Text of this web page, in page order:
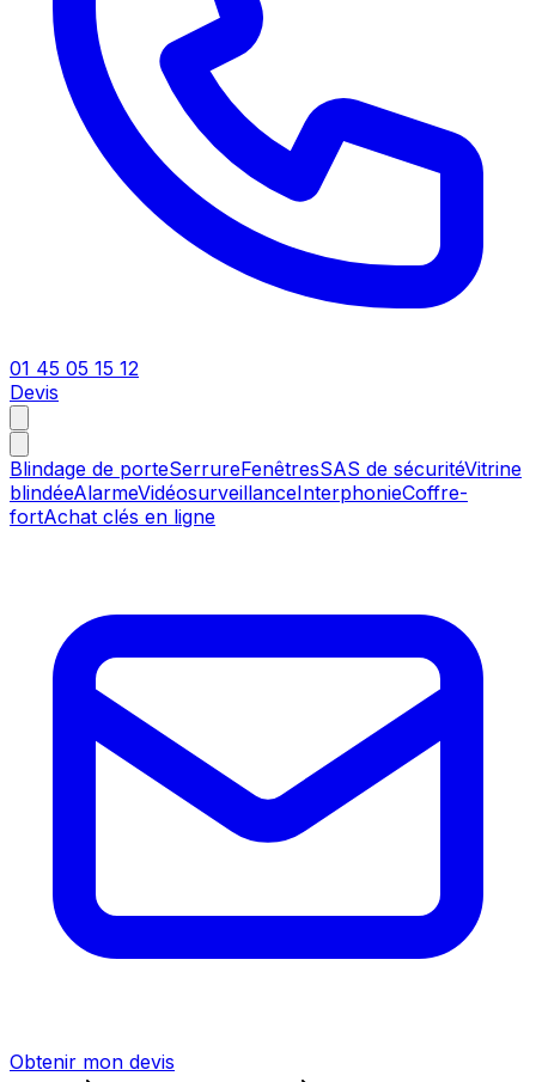
01 45 05 15 12
Devis
Blindage de porteSerrureFenêtresSAS de sécuritéVitrine
blindéeAlarmeVidéosurveillanceInterphonieCoffre-
fortAchat clés en ligne
Obtenir mon devis